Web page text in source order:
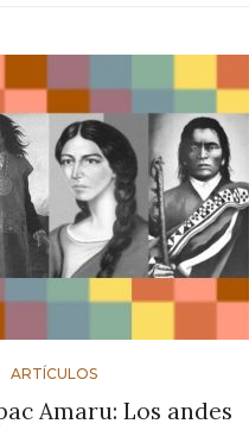
ARTÍCULOS
Amaru: Los andes